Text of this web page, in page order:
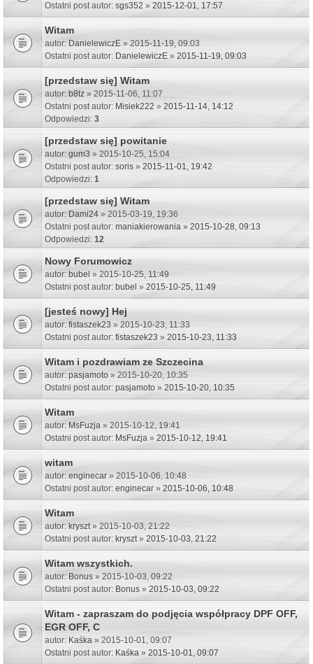
Ostatni post autor: sgs352 » 2015-12-01, 17:57
Witam
autor: DanielewiczE » 2015-11-19, 09:03
Ostatni post autor: DanielewiczE » 2015-11-19, 09:03
[przedstaw się] Witam
autor: b8tz » 2015-11-06, 11:07
Ostatni post autor: Misiek222 » 2015-11-14, 14:12
Odpowiedzi: 3
[przedstaw się] powitanie
autor: gum3 » 2015-10-25, 15:04
Ostatni post autor: soris » 2015-11-01, 19:42
Odpowiedzi: 1
[przedstaw się] Witam
autor: Dami24 » 2015-03-19, 19:36
Ostatni post autor: maniakierowania » 2015-10-28, 09:13
Odpowiedzi: 12
Nowy Forumowicz
autor: bubel » 2015-10-25, 11:49
Ostatni post autor: bubel » 2015-10-25, 11:49
[jesteś nowy] Hej
autor: fistaszek23 » 2015-10-23, 11:33
Ostatni post autor: fistaszek23 » 2015-10-23, 11:33
Witam i pozdrawiam ze Szczecina
autor: pasjamoto » 2015-10-20, 10:35
Ostatni post autor: pasjamoto » 2015-10-20, 10:35
Witam
autor: MsFuzja » 2015-10-12, 19:41
Ostatni post autor: MsFuzja » 2015-10-12, 19:41
witam
autor: enginecar » 2015-10-06, 10:48
Ostatni post autor: enginecar » 2015-10-06, 10:48
Witam
autor: kryszt» 2015-10-03, 21:22
Ostatni post autor: kryszt» 2015-10-03, 21:22
Witam wszystkich.
autor: Bonus » 2015-10-03, 09:22
Ostatni post autor: Bonus » 2015-10-03, 09:22
Witam - zapraszam do podjęcia współpracy DPF OFF,
EGR OFF, C
autor: Kaśka » 2015-10-01, 09:07
Ostatni post autor: Kaśka » 2015-10-01, 09:07